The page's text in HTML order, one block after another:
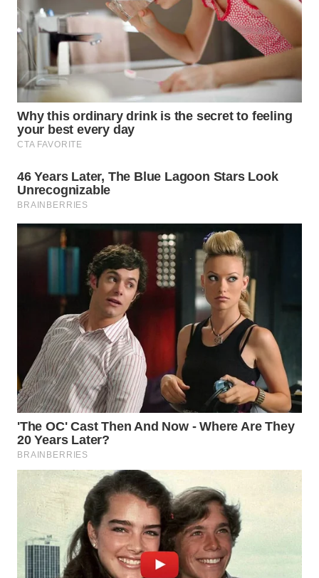
WN
KUNINGAN
WN
MAJALENGKA
WN
SUBANG
WN
SUKABUMI
WN
PURWAKARTA
PRIANGAN
TIMUR
WN
SEMARANG
WN
SOLO
WN
BOROBUDUR
WN
WN
SURABAYA